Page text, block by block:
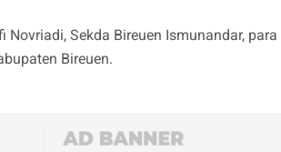
Sekda Bireuen Ismunandar, para
Bireuen.